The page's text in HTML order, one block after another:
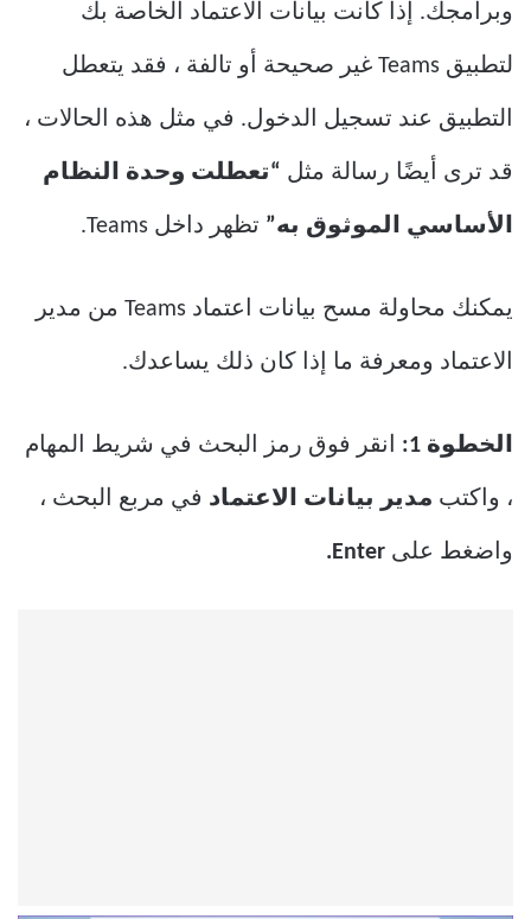
وبرامجك. إذا كانت بيانات الاعتماد الخاصة بك
لتطبيق Teams غير صحيحة أو تالفة ، فقد يتعطل
التطبيق عند تسجيل الدخول. في مثل هذه الحالات ،
قد ترى أيضًا رسالة مثل “تعطلت وحدة النظام
الأساسي الموثوق به” تظهر داخل Teams.
يمكنك محاولة مسح بيانات اعتماد Teams من مدير
الاعتماد ومعرفة ما إذا كان ذلك يساعدك.
الخطوة 1: انقر فوق رمز البحث في شريط المهام
، واكتب مدير بيانات الاعتماد في مربع البحث ،
واضغط على Enter.